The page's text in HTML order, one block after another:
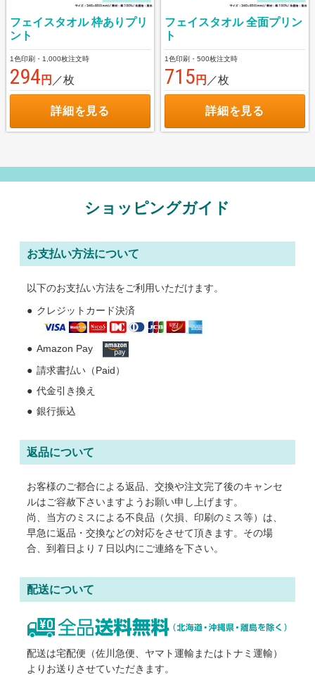
フェイスタオル 枠ありプリ
ント
1色印刷・1,000枚注文時
294 円 ／枚
詳細を見る
フェイスタオル 全面プリン
ト
1色印刷・500枚注文時
715 円 ／枚
詳細を見る
ショッピングガイド
お支払い方法について
以下のお支払い方法をご利用いただけます。
クレジットカード決済
Amazon Pay
請求書払い（Paid）
代金引き換え
銀行振込
返品について
お客様のご都合による返品、交換や注文完了後のキャンセ
ルはご容赦下さいますようお願い申し上げます。
尚、当方のミスによる不良品（欠損、印刷のミス等）は、
早急に返品・交換などの対応をさせて頂きます。その場
合、到着日より７日以内にご連絡を下さい。
配送について
配送は宅配便（佐川急便、ヤマト運輸またはトナミ運輸）
よりお送りさせていただきます。